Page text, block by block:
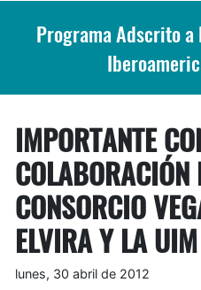
Programa Adscrito
IMPORTANTE
COLABORACIÓN
CONSORCIO
ELVIRA Y LA UIM
lunes, 30 abril de 2012